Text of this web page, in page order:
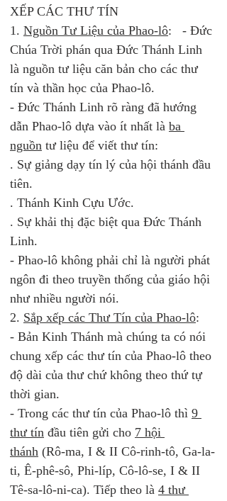
XẾP CÁC THƯ TÍN
1. Nguồn Tư Liệu của Phao-lô:   - Đức
Chúa Trời phán qua Đức Thánh Linh
là nguồn tư liệu căn bản cho các thư
tín và thần học của Phao-lô.
- Đức Thánh Linh rõ ràng đã hướng
dẫn Phao-lô dựa vào ít nhất là ba
nguồn tư liệu để viết thư tín:
. Sự giảng dạy tín lý của hội thánh đầu
tiên.
. Thánh Kinh Cựu Ước.
. Sự khải thị đặc biệt qua Đức Thánh
Linh.
- Phao-lô không phải chỉ là người phát
ngôn đi theo truyền thống của giáo hội
như nhiều người nói.
2. Sắp xếp các Thư Tín của Phao-lô:
- Bản Kinh Thánh mà chúng ta có nói
chung xếp các thư tín của Phao-lô theo
độ dài của thư chứ không theo thứ tự
thời gian.
- Trong các thư tín của Phao-lô thì 9
thư tín đầu tiên gửi cho 7 hội
thánh (Rô-ma, I & II Cô-rinh-tô, Ga-la-
ti, Ê-phê-sô, Phi-líp, Cô-lô-se, I & II
Tê-sa-lô-ni-ca). Tiếp theo là 4 thư